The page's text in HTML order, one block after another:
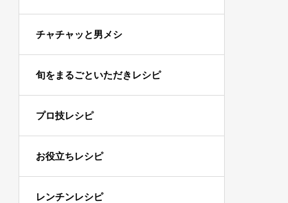
チャチャッと男メシ
旬をまるごといただきレシピ
プロ技レシピ
お役立ちレシピ
レンチンレシピ